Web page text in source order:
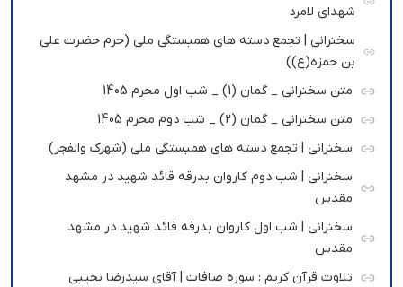
شهدای لامرد
سخنرانی | تجمع دسته های همبستگی ملی (حرم حضرت علی
بن حمزه(ع))
متن سخنرانی _ گمان (1) _ شب اول محرم 1405
متن سخنرانی _ گمان (2) _ شب دوم محرم 1405
سخنرانی | تجمع دسته های همبستگی ملی (شهرک والفجر)
سخنرانی | شب دوم کاروان بدرقه قائد شهید در مشهد
مقدس
سخنرانی | شب اول کاروان بدرقه قائد شهید در مشهد
مقدس
تلاوت قرآن کریم : سوره صافات | آقای سیدرضا نجیبی